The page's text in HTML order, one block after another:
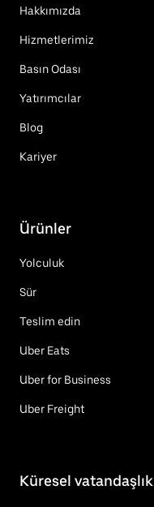
Hakkımızda
Hizmetlerimiz
Basın Odası
Yatırımcılar
Blog
Kariyer
Ürünler
Yolculuk
Sür
Teslim edin
Uber Eats
Uber for Business
Uber Freight
Küresel vatandaşlık